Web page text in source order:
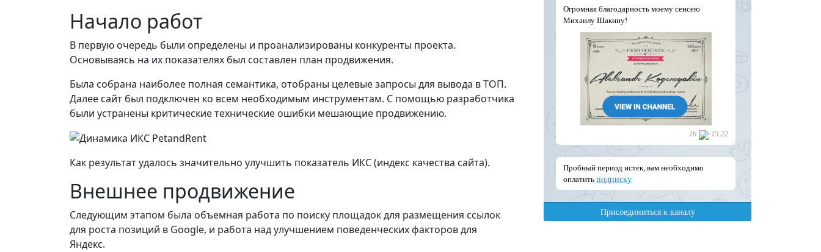
Начало работ
В первую очередь были определены и проанализированы конкуренты проекта.
Основываясь на их показателях был составлен план продвижения.
Была собрана наиболее полная семантика, отобраны целевые запросы для вывода в ТОП.
Далее сайт был подключен ко всем необходимым инструментам. С помощью разработчика
были устранены критические технические ошибки мешающие продвижению.
Как результат удалось значительно улучшить показатель ИКС (индекс качества сайта).
Внешнее продвижение
Следующим этапом была объемная работа по поиску площадок для размещения ссылок
для роста позиций в Google, и работа над улучшением поведенческих факторов для
Яндекс.